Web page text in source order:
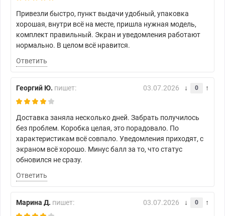
Привезли быстро, пункт выдачи удобный, упаковка
хорошая, внутри всё на месте, пришла нужная модель,
комплект правильный. Экран и уведомления работают
нормально. В целом всё нравится.
Ответить
Георгий Ю. пишет: 03.07.2026 0
Доставка заняла несколько дней. Забрать получилось
без проблем. Коробка целая, это порадовало. По
характеристикам всё совпало. Уведомления приходят, с
экраном всё хорошо. Минус балл за то, что статус
обновился не сразу.
Ответить
Марина Д. пишет: 03.07.2026 0